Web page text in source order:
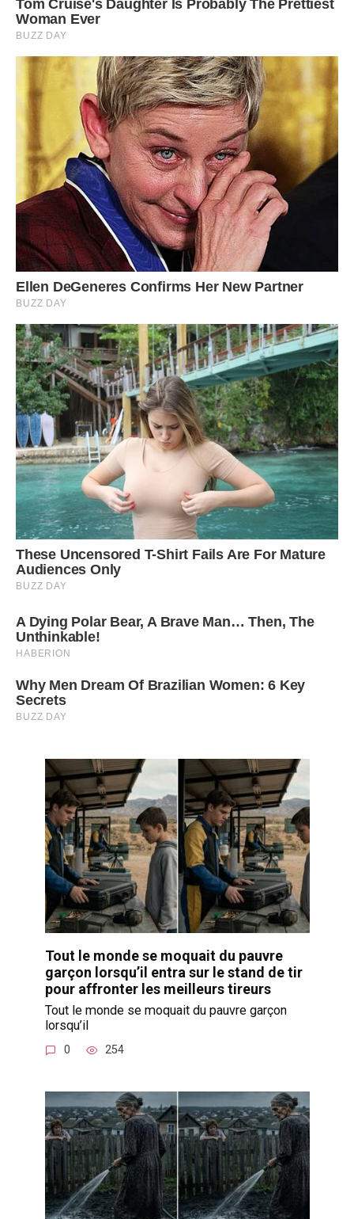
Tout le monde se moquait du pauvre
garçon lorsqu’il entra sur le stand de tir
pour affronter les meilleurs tireurs
Tout le monde se moquait du pauvre garçon
lorsqu’il
0 254